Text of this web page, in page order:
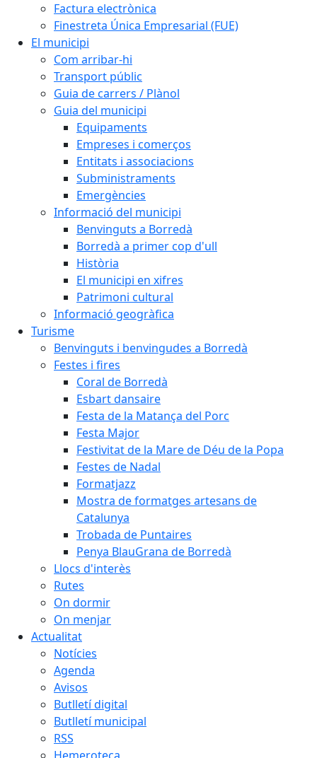
Factura electrònica
Finestreta Única Empresarial (FUE)
El municipi
Com arribar-hi
Transport públic
Guia de carrers / Plànol
Guia del municipi
Equipaments
Empreses i comerços
Entitats i associacions
Subministraments
Emergències
Informació del municipi
Benvinguts a Borredà
Borredà a primer cop d'ull
Història
El municipi en xifres
Patrimoni cultural
Informació geogràfica
Turisme
Benvinguts i benvingudes a Borredà
Festes i fires
Coral de Borredà
Esbart dansaire
Festa de la Matança del Porc
Festa Major
Festivitat de la Mare de Déu de la Popa
Festes de Nadal
Formatjazz
Mostra de formatges artesans de
Catalunya
Trobada de Puntaires
Penya BlauGrana de Borredà
Llocs d'interès
Rutes
On dormir
On menjar
Actualitat
Notícies
Agenda
Avisos
Butlletí digital
Butlletí municipal
RSS